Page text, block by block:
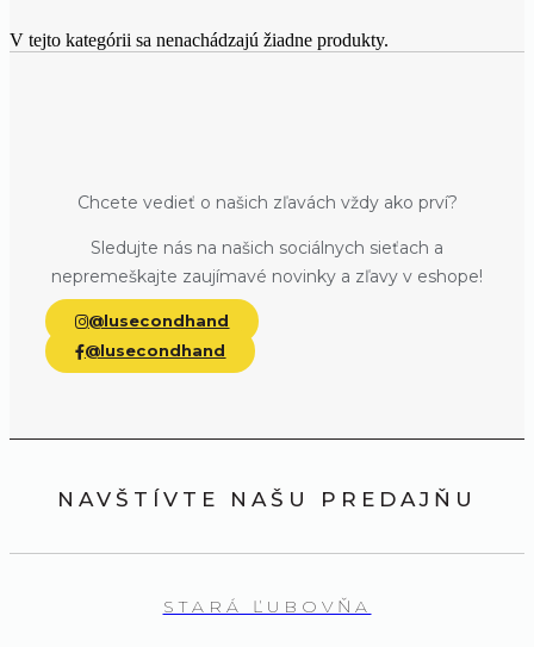
V tejto kategórii sa nenachádzajú žiadne produkty.
Chcete vedieť o našich zľavách vždy ako prví?
Sledujte nás na našich sociálnych sieťach a
nepremeškajte zaujímavé novinky a zľavy v eshope!
@lusecondhand
@lusecondhand
NAVŠTÍVTE NAŠU PREDAJŇU
STARÁ ĽUBOVŇA